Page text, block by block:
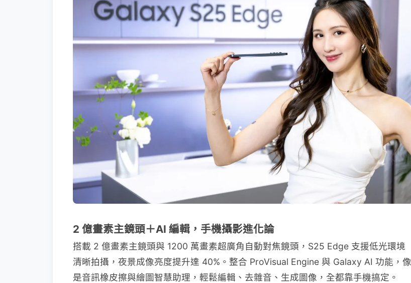
2 億畫素主鏡頭＋AI 編輯，手機攝影進化論
搭載 2 億畫素主鏡頭與 1200 萬畫素超廣角自動對焦鏡頭，S25 Edge 支援低光環境
清晰拍攝，夜景成像亮度提升達 40%。整合 ProVisual Engine 與 Galaxy AI 功能，像
是音訊橡皮擦與繪圖智慧助理，輕鬆編輯、去雜音、生成圖像，全都靠手機搞定。